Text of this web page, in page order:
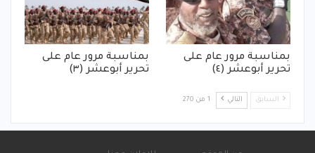
بمناسبة مرور عام على
تحرير أبوعشر (٤)
بمناسبة مرور عام على
تحرير أبوعشر (٣)
السابق التالي 1 من 270